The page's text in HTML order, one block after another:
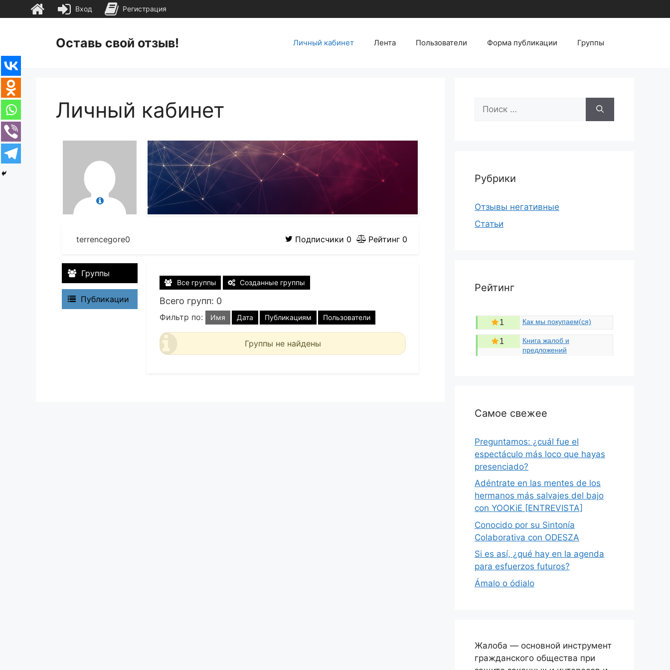
содержимомуОставь свой отзыв! Личный кабинет Лента Пользователи Форма публикации Группы
Личный кабинет
terrencegore0 Подписчики 0 Рейтинг 0
Группы
Публикации
Все группы Созданные группы
Всего групп: 0
Фильтр по: Имя Дата Публикациям Пользователи
Группы не найдены
Поиск:
Рубрики
Отзывы негативные
Статьи
Рейтинг
1 Как мы покупаем(ся)
1
Книга жалоб и
предложений
Самое свежее
Preguntamos: ¿cuál fue el
espectáculo más loco que hayas
presenciado?
Adéntrate en las mentes de los
hermanos más salvajes del bajo
con YOOKiE [ENTREVISTA]
Conocido por su Sintonía
Colaborativa con ODESZA
Si es así, ¿qué hay en la agenda
para esfuerzos futuros?
Ámalo o ódialo
Жалоба — основной инструмент
гражданского общества при
Вход Регистрация